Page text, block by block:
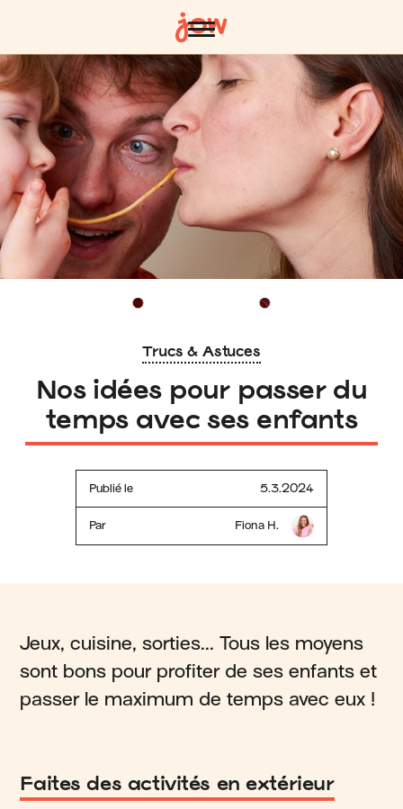
Trucs & Astuces
Nos idées pour passer du
temps avec ses enfants
Publié le 5.3.2024
Par Fiona H.
Jeux, cuisine, sorties... Tous les moyens
sont bons pour profiter de ses enfants et
passer le maximum de temps avec eux !
Faites des activités en extérieur